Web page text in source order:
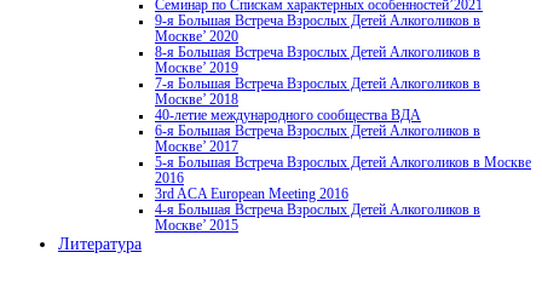
Семинар по Спискам характерных особенностей’2021
9-я Большая Встреча Взрослых Детей Алкоголиков в
Москве’ 2020
8-я Большая Встреча Взрослых Детей Алкоголиков в
Москве’ 2019
7-я Большая Встреча Взрослых Детей Алкоголиков в
Москве’ 2018
40-летие международного сообщества ВДА
6-я Большая Встреча Взрослых Детей Алкоголиков в
Москве’ 2017
5-я Большая Встреча Взрослых Детей Алкоголиков в Москве
2016
3rd ACA European Meeting 2016
4-я Большая Встреча Взрослых Детей Алкоголиков в
Москве’ 2015
Литература